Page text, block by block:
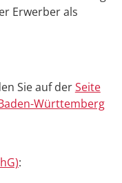
Erwerber als
Sie auf derSeite
Württemberg
: